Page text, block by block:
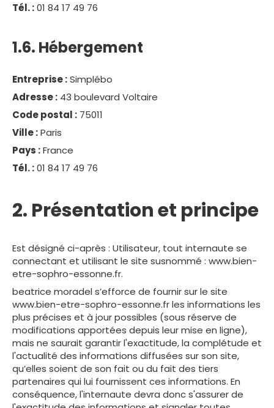
Tél. :01 84 17 49 76
1.6. Hébergement
Entreprise :Simplébo
Adresse : 43 boulevard Voltaire
Code postal : 75011
Ville :Paris
Pays :France
Tél. :01 84 17 49 76
2. Présentation et principe
Est désigné ci-après : Utilisateur, tout internaute se
connectant et utilisant le site susnommé : www.bien-
etre-sophro-essonne.fr.
beatrice moradel s’efforce de fournir sur le site
www.bien-etre-sophro-essonne.fr les informations les
plus précises et à jour possibles (sous réserve de
modifications apportées depuis leur mise en ligne),
mais ne saurait garantir l'exactitude, la complétude et
l'actualité des informations diffusées sur son site,
qu’elles soient de son fait ou du fait des tiers
partenaires qui lui fournissent ces informations. En
conséquence, l'internaute devra donc s'assurer de